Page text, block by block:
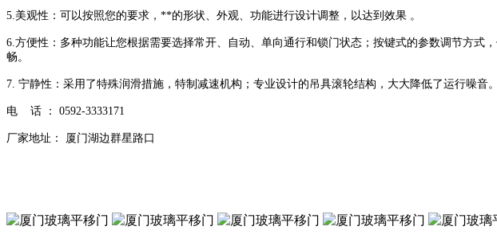
5.美观性：可以按照您的要求，**的形状、外观、功能进行设计调整，以达到效果 。
6.方便性：多种功能让您根据需要选择常开、自动、单向通行和锁门状态；按键式的参数调节方
畅。
7. 宁静性：采用了特殊润滑措施，特制减速机构；专业设计的吊具滚轮结构，大大降低了运行噪音。
电 话 ： 0592-3333171
厂家地址： 厦门湖边群星路口